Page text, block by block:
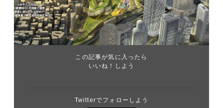
この記事が気に入ったら
いいね！しよう
Twitterでフォローしよう